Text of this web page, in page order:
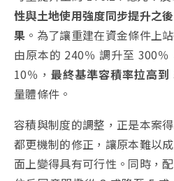
性與土地使用強度同步提升之
果 。為了讓重建在資金條件上
由原本的 240％ 調升至 300
10％，最終基準容積率拉高到
量體條件。
容積與制度的調整，正是本案
都更機制的修正，讓原本難以
面上變得具有可行性。同時，